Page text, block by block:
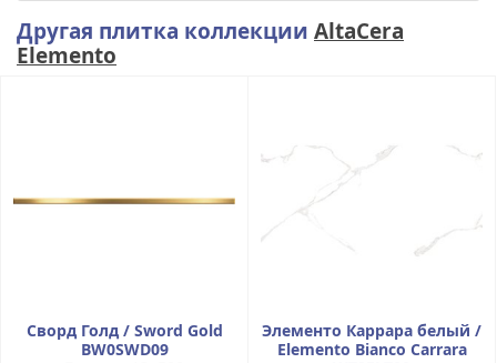
Другая плитка коллекции AltaCera
Elemento
Сворд Голд / Sword Gold
BW0SWD09
Элементо Каррара белый /
Elemento Bianco Carrara